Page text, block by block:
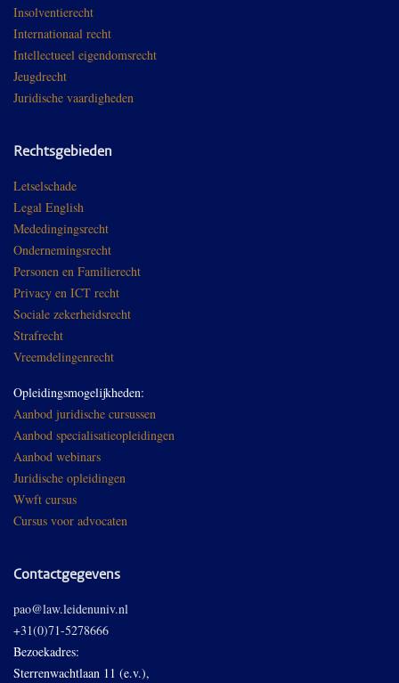
Insolventierecht
Internationaal recht
Intellectueel eigendomsrecht
Jeugdrecht
Juridische vaardigheden
Rechtsgebieden
Letselschade
Legal English
Mededingingsrecht
Ondernemingsrecht
Personen en Familierecht
Privacy en ICT recht
Sociale zekerheidsrecht
Strafrecht
Vreemdelingenrecht
Opleidingsmogelijkheden:
Aanbod juridische cursussen
Aanbod specialisatieopleidingen
Aanbod webinars
Juridische opleidingen
Wwft cursus
Cursus voor advocaten
Contactgegevens
pao@law.leidenuniv.nl
+31(0)71-5278666
Bezoekadres:
Sterrenwachtlaan 11 (e.v.),